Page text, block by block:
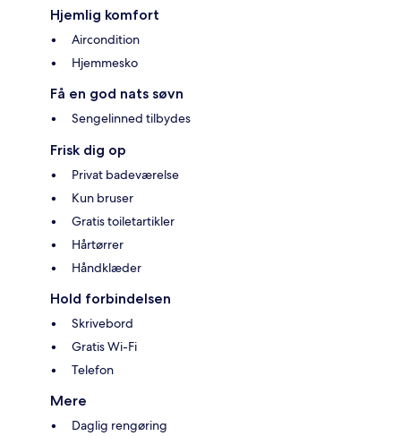
Hjemlig komfort
Aircondition
Hjemmesko
Få en god nats søvn
Sengelinned tilbydes
Frisk dig op
Privat badeværelse
Kun bruser
Gratis toiletartikler
Hårtørrer
Håndklæder
Hold forbindelsen
Skrivebord
Gratis Wi-Fi
Telefon
Mere
Daglig rengøring